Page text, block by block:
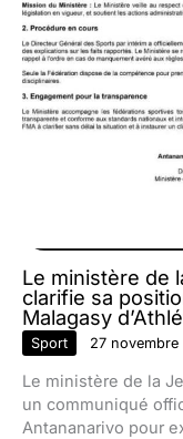
Le ministère de
clarifie sa
Malagasy
Sport 27 novembre
Le ministère de la
un communiqué
Antananarivo pour